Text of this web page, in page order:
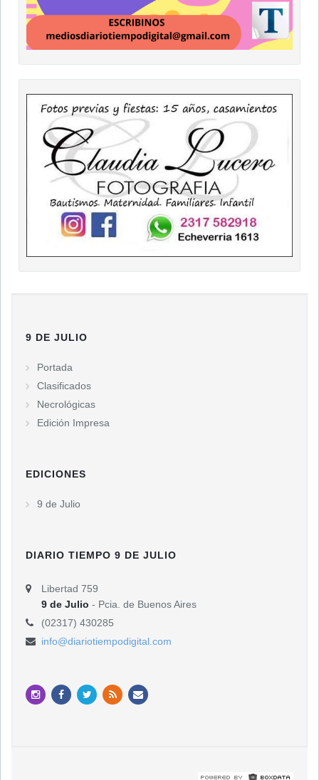
9 DE JULIO
Portada
Clasificados
Necrológicas
Edición Impresa
EDICIONES
9 de Julio
DIARIO TIEMPO 9 DE JULIO
Libertad 759
9 de Julio - Pcia. de Buenos Aires
(02317) 430285
info@diariotiempodigital.com